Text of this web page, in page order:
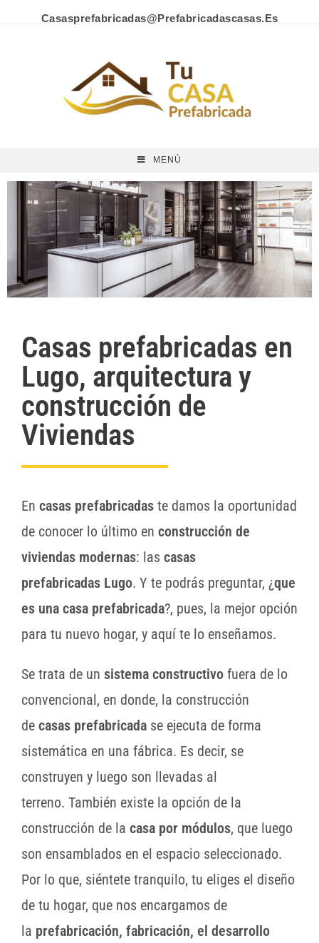
Casasprefabricadas@prefabricadascasas.es
MENÚ
Casas prefabricadas en
Lugo, arquitectura y
construcción de
Viviendas
En casas prefabricadas te damos la oportunidad
de conocer lo último en construcción de
viviendas modernas: las casas
prefabricadas Lugo. Y te podrás preguntar, ¿que
es una casa prefabricada?, pues, la mejor opción
para tu nuevo hogar, y aquí te lo enseñamos.
Se trata de un sistema constructivo fuera de lo
convencional, en donde, la construcción
de casas prefabricada se ejecuta de forma
sistemática en una fábrica. Es decir, se
construyen y luego son llevadas al
terreno. También existe la opción de la
construcción de la casa por módulos, que luego
son ensamblados en el espacio seleccionado.
Por lo que, siéntete tranquilo, tu eliges el diseño
de tu hogar, que nos encargamos de
la prefabricación, fabricación, el desarrollo